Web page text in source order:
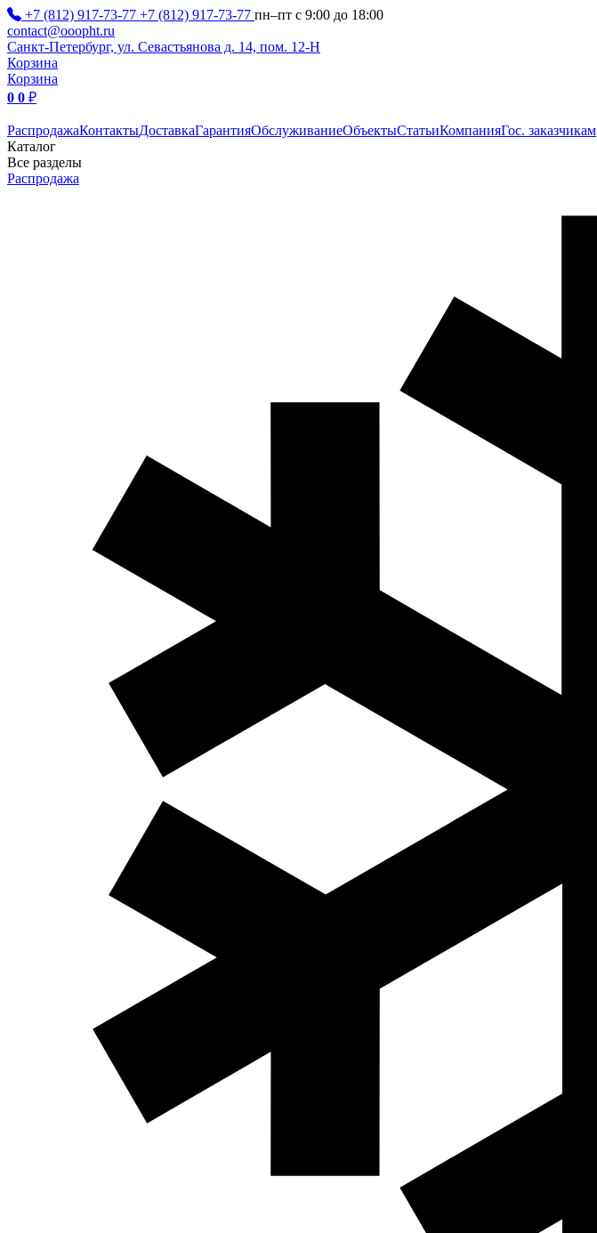
+7 (812) 917-73-77 +7 (812) 917-73-77 пн–пт с 9:00 до 18:00
contact@ooopht.ru
Санкт-Петербург, ул. Севастьянова д. 14, пом. 12-Н
Корзина
Корзина
0 0 ₽
РаспродажаКонтактыДоставкаГарантияОбслуживаниеОбъектыСтатьиКомпанияГос. заказчикам
Каталог
Все разделы
Распродажа